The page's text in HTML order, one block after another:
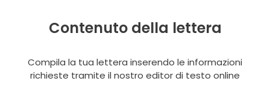
Contenuto della lettera
Compila la tua lettera inserendo le informazioni
richieste tramite il nostro editor di testo online